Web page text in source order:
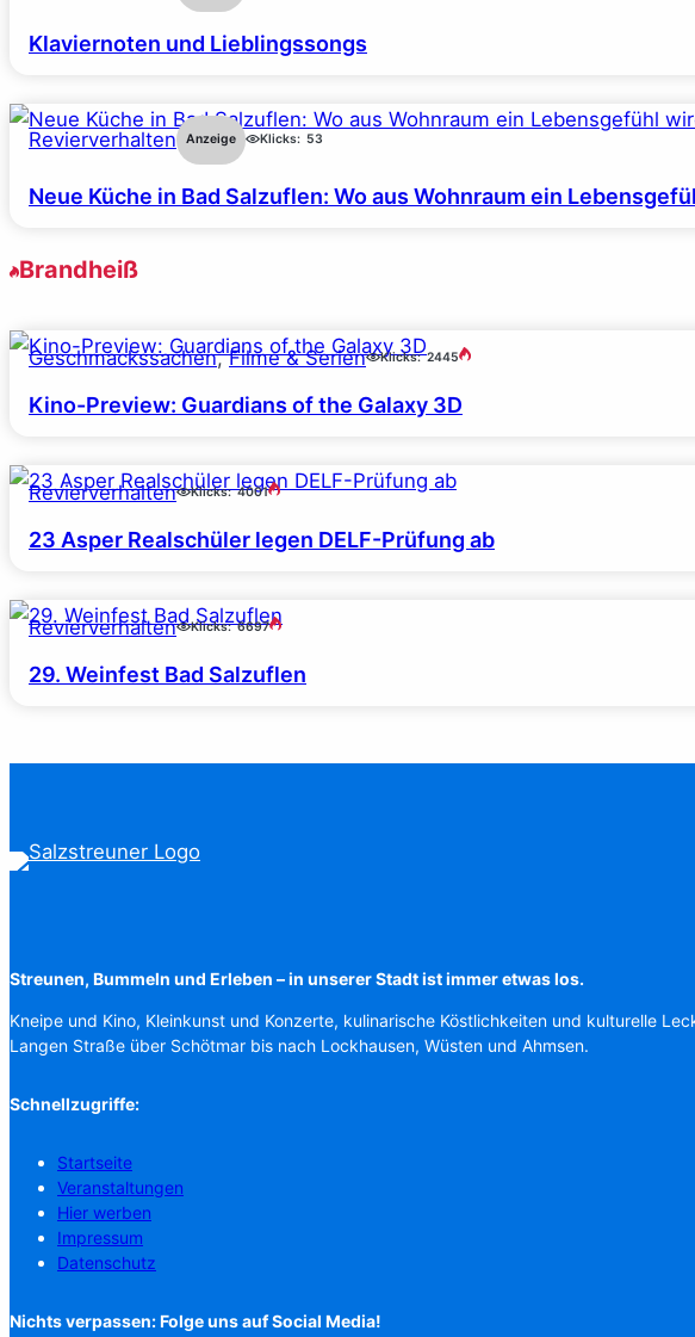
Klaviernoten und Lieblingssongs
Revierverhalten Anzeige Klicks: 53
Neue Küche in Bad Salzuflen: Wo aus Wohnraum ein
Brandheiß
Geschmackssachen, Filme & Serien Klicks: 2445
Kino-Preview: Guardians of the Galaxy 3D
Revierverhalten Klicks: 4001
23 Asper Realschüler legen DELF-Prüfung ab
Revierverhalten Klicks: 6697
29. Weinfest Bad Salzuflen
Streunen, Bummeln und Erleben – in unserer Stadt ist immer etwas los.
Kneipe und Kino, Kleinkunst und Konzerte, kulinarische Köstlichkeiten und kulturelle
Langen Straße über Schötmar bis nach Lockhausen, Wüsten und Ahmsen.
Schnellzugriffe:
Startseite
Veranstaltungen
Hier werben
Impressum
Datenschutz
Nichts verpassen: Folge uns auf Social Media!